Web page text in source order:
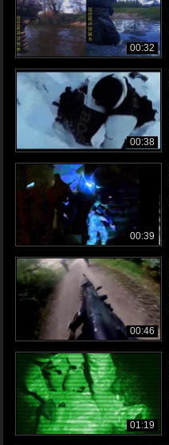
00:32
00:38
00:39
00:46
01:19